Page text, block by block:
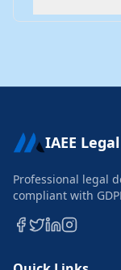
IAEE
Professional legal
compliant with